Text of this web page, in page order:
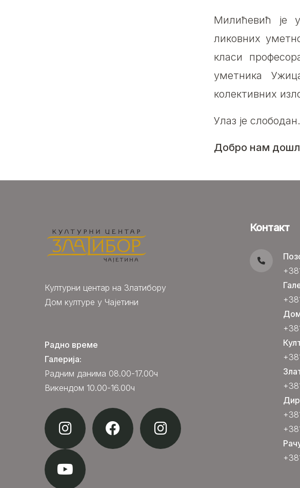
Милићевић је
ликовних
класи
уметника
колективних
Улаз је слободан.
Добро нам
Културни центар на Златибору
Дом културе у Чајетини
Радно време
Галерија:
Радним данима 08.00-17.00ч
Викендом 10.00-16.00ч
Контакт
Дом